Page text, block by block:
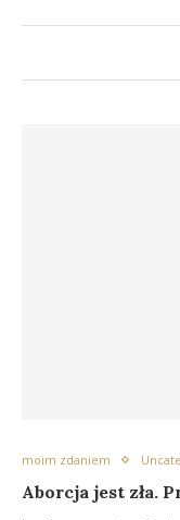
moim zdaniem
Aborcja jest zła.